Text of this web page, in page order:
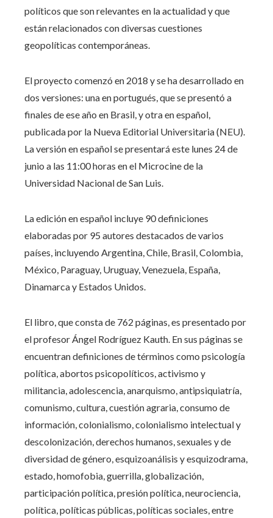
políticos que son relevantes en la actualidad y que
están relacionados con diversas cuestiones
geopolíticas contemporáneas.
El proyecto comenzó en 2018 y se ha desarrollado en
dos versiones: una en portugués, que se presentó a
finales de ese año en Brasil, y otra en español,
publicada por la Nueva Editorial Universitaria (NEU).
La versión en español se presentará este lunes 24 de
junio a las 11:00 horas en el Microcine de la
Universidad Nacional de San Luis.
La edición en español incluye 90 definiciones
elaboradas por 95 autores destacados de varios
países, incluyendo Argentina, Chile, Brasil, Colombia,
México, Paraguay, Uruguay, Venezuela, España,
Dinamarca y Estados Unidos.
El libro, que consta de 762 páginas, es presentado por
el profesor Ángel Rodríguez Kauth. En sus páginas se
encuentran definiciones de términos como psicología
política, abortos psicopolíticos, activismo y
militancia, adolescencia, anarquismo, antipsiquiatría,
comunismo, cultura, cuestión agraria, consumo de
información, colonialismo, colonialismo intelectual y
descolonización, derechos humanos, sexuales y de
diversidad de género, esquizoanálisis y esquizodrama,
estado, homofobia, guerrilla, globalización,
participación política, presión política, neurociencia,
política, políticas públicas, políticas sociales, entre